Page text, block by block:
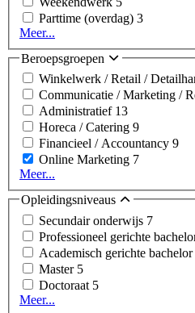
Parttime (overdag) 3
Meer...
Beroepsgroepen
Winkelwerk / Retail /
Communicatie / Marketing /
Administratief 13
Horeca / Catering 9
Financieel / Accountancy 9
Online Marketing 7
Meer...
Opleidingsniveaus
Secundair onderwijs 7
Professioneel gerichte
Academisch gerichte bachelor
Master 5
Doctoraat 5
Meer...